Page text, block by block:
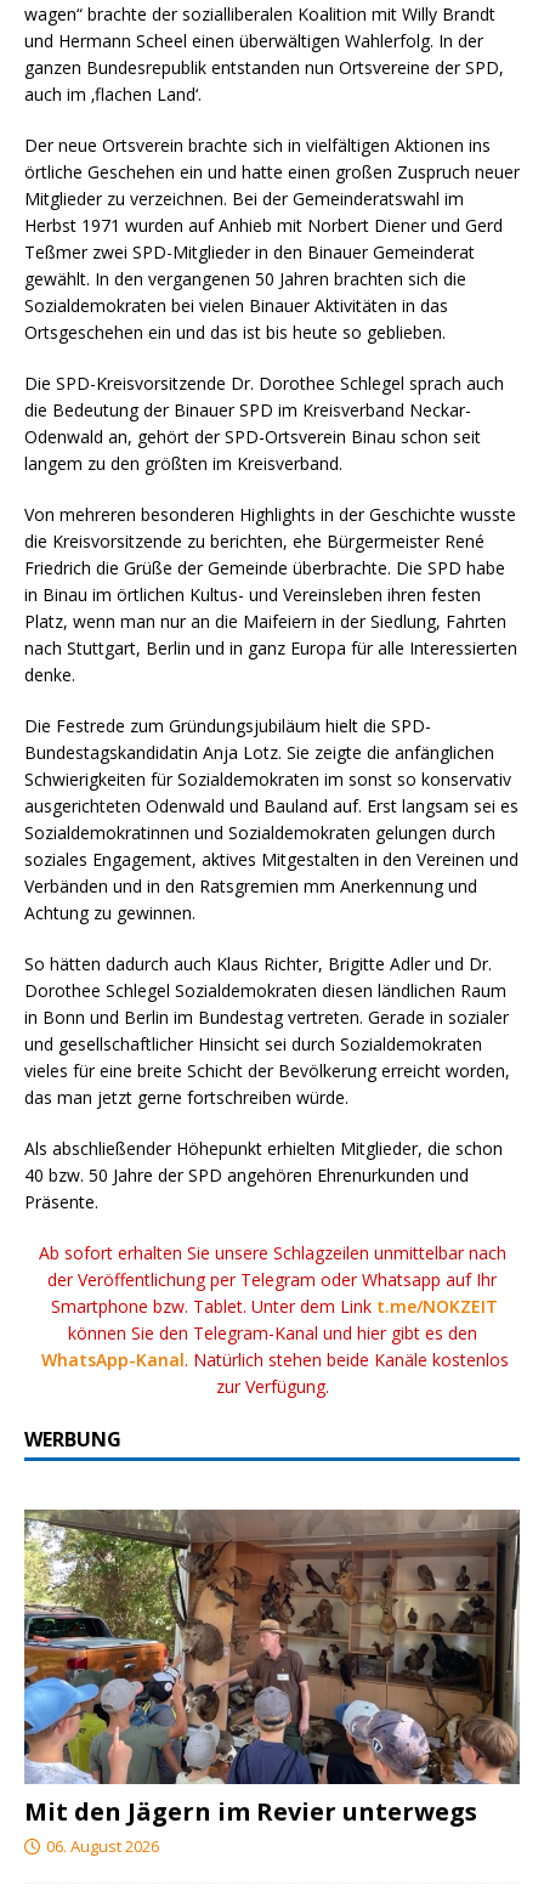
wagen“ brachte der sozialliberalen Koalition mit Willy Brandt
und Hermann Scheel einen überwältigen Wahlerfolg. In der
ganzen Bundesrepublik entstanden nun Ortsvereine der SPD,
auch im ‚flachen Land‘.
Der neue Ortsverein brachte sich in vielfältigen Aktionen ins
örtliche Geschehen ein und hatte einen großen Zuspruch neuer
Mitglieder zu verzeichnen. Bei der Gemeinderatswahl im
Herbst 1971 wurden auf Anhieb mit Norbert Diener und Gerd
Teßmer zwei SPD-Mitglieder in den Binauer Gemeinderat
gewählt. In den vergangenen 50 Jahren brachten sich die
Sozialdemokraten bei vielen Binauer Aktivitäten in das
Ortsgeschehen ein und das ist bis heute so geblieben.
Die SPD-Kreisvorsitzende Dr. Dorothee Schlegel sprach auch
die Bedeutung der Binauer SPD im Kreisverband Neckar-
Odenwald an, gehört der SPD-Ortsverein Binau schon seit
langem zu den größten im Kreisverband.
Von mehreren besonderen Highlights in der Geschichte wusste
die Kreisvorsitzende zu berichten, ehe Bürgermeister René
Friedrich die Grüße der Gemeinde überbrachte. Die SPD habe
in Binau im örtlichen Kultus- und Vereinsleben ihren festen
Platz, wenn man nur an die Maifeiern in der Siedlung, Fahrten
nach Stuttgart, Berlin und in ganz Europa für alle Interessierten
denke.
Die Festrede zum Gründungsjubiläum hielt die SPD-
Bundestagskandidatin Anja Lotz. Sie zeigte die anfänglichen
Schwierigkeiten für Sozialdemokraten im sonst so konservativ
ausgerichteten Odenwald und Bauland auf. Erst langsam sei es
Sozialdemokratinnen und Sozialdemokraten gelungen durch
soziales Engagement, aktives Mitgestalten in den Vereinen und
Verbänden und in den Ratsgremien mm Anerkennung und
Achtung zu gewinnen.
So hätten dadurch auch Klaus Richter, Brigitte Adler und Dr.
Dorothee Schlegel Sozialdemokraten diesen ländlichen Raum
in Bonn und Berlin im Bundestag vertreten. Gerade in sozialer
und gesellschaftlicher Hinsicht sei durch Sozialdemokraten
vieles für eine breite Schicht der Bevölkerung erreicht worden,
das man jetzt gerne fortschreiben würde.
Als abschließender Höhepunkt erhielten Mitglieder, die schon
40 bzw. 50 Jahre der SPD angehören Ehrenurkunden und
Präsente.
Ab sofort erhalten Sie unsere Schlagzeilen unmittelbar nach
der Veröffentlichung per Telegram oder Whatsapp auf Ihr
Smartphone bzw. Tablet. Unter dem Link t.me/NOKZEIT
können Sie den Telegram-Kanal und hier gibt es den
WhatsApp-Kanal. Natürlich stehen beide Kanäle kostenlos
zur Verfügung.
WERBUNG
Mit den Jägern im Revier unterwegs
06. August 2026